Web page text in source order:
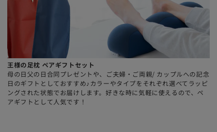
王様の足枕 ペアギフトセット
母の日父の日合同プレゼントや、ご夫婦・ご両親/ カップルへの記念
日のギフトとしておすすめ♪カラーやタイプをそれぞれ選べてラッピ
ングされた状態でお届けします。好きな時に気軽に使えるので、ペ
アギフトとして人気です！